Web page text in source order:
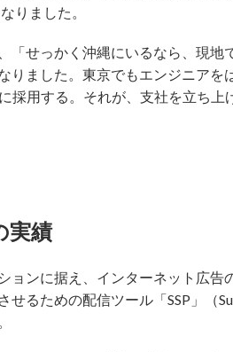
りました。
「せっかく沖縄にいるなら、現地
りました。東京でもエンジニア
用する。それが、支社を立ち上
実績
ョンに据え、インターネット広告
るための配信ツール「SSP」（